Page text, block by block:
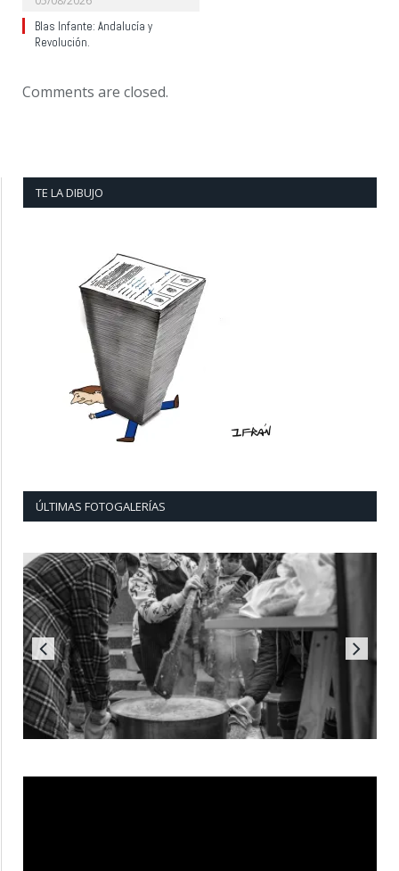
Blas Infante: Andalucía y
Revolución.
Comments are closed.
TE LA DIBUJO
ÚLTIMAS FOTOGALERÍAS